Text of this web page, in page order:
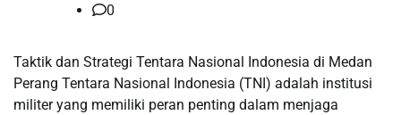
0
Taktik dan Strategi Tentara Nasional Indonesia di Medan
Perang Tentara Nasional Indonesia (TNI) adalah institusi
militer yang memiliki peran penting dalam menjaga